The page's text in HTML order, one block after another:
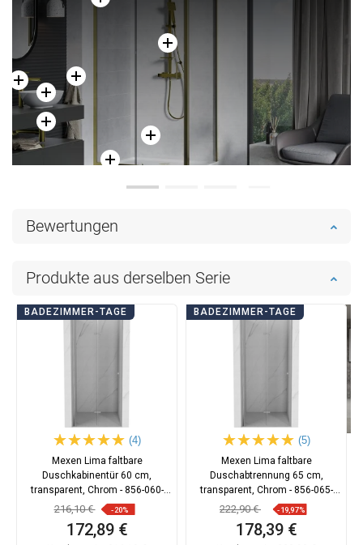
Bewertungen
Produkte aus derselben Serie
BADEZIMMER-TAGE
(4)
Mexen Lima faltbare
Duschkabinentür 60 cm,
transparent, Chrom - 856-060-
000-01-00
216,10 € -20%
172,89 €
BADEZIMMER-TAGE
(5)
Mexen Lima faltbare
Duschabtrennung 65 cm,
transparent, Chrom - 856-065-
000-01-00
222,90 € -19,97%
178,39 €